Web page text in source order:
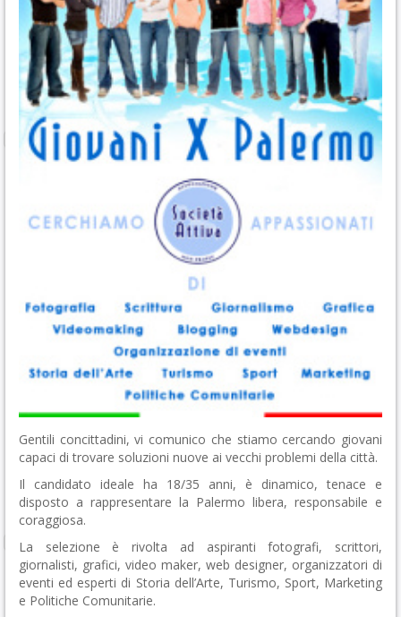
Gentili concittadini, vi comunico che stiamo cercando giovani
capaci di trovare soluzioni nuove ai vecchi problemi della città.
Il candidato ideale ha 18/35 anni, è dinamico, tenace e
disposto a rappresentare la Palermo libera, responsabile e
coraggiosa.
La selezione è rivolta ad aspiranti fotografi, scrittori,
giornalisti, grafici, video maker, web designer, organizzatori di
eventi ed esperti di Storia dell’Arte, Turismo, Sport, Marketing
e Politiche Comunitarie.